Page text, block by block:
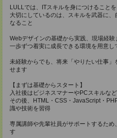
LULLでは、ITスキルを身につけること
大切にしているのは、スキルを武器に
なること
Webデザインの基礎から実践、現場経験
一歩ずつ着実に成長できる環境を用意し
未経験からでも、将来「やりたい仕事
せます
【まずは基礎からスタート】
入社後はビジネスマナーやPCスキルな
その後、HTML・CSS・JavaScript・
識や技術を習得
専属講師や先輩社員がサポートするた
す